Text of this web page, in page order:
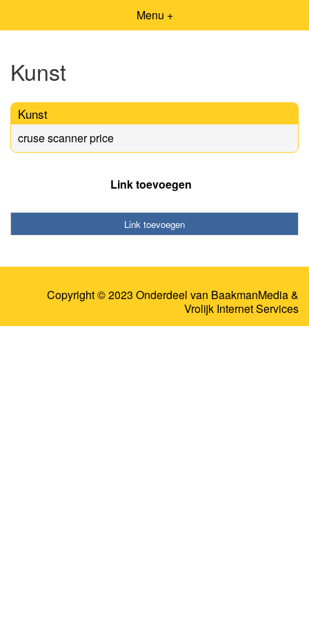
Menu +
Kunst
Kunst
cruse scanner price
Link toevoegen
Link toevoegen
Copyright © 2023 Onderdeel van BaakmanMedia&
Vrolijk Internet Services